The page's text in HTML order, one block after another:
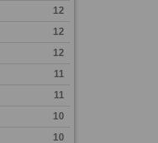
12
12
12
11
11
10
10